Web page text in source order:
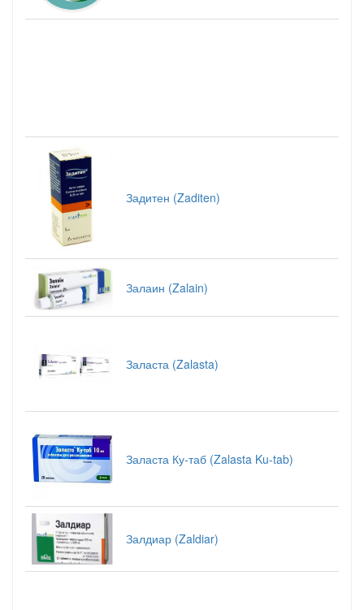
Задитен (Zaditen)
Залаин (Zalain)
Заласта (Zalasta)
Заласта Ку-таб (Zalasta Ku-tab)
Залдиар (Zaldiar)